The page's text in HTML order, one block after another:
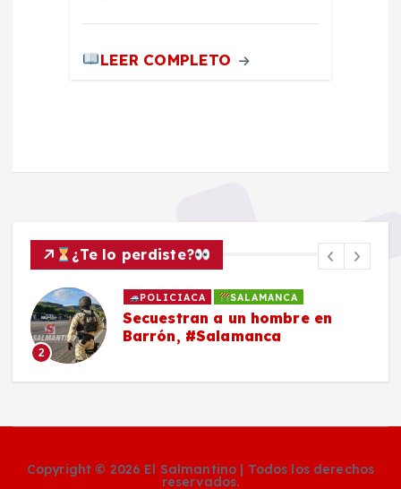
LEER COMPLETO
¿Te lo perdiste?
2
POLICIACA SALAMANCA
Secuestran a un hombre en
Barrón, #Salamanca
Copyright © 2026 El Salmantino | Todos los derechos
reservados.